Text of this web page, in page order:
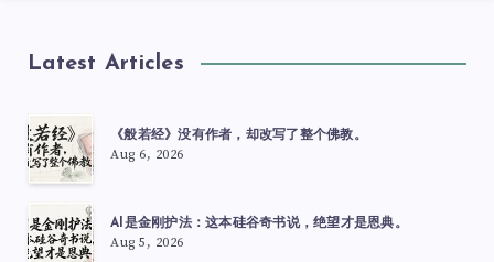
Latest Articles
《般若经》没有作者，却改写了整个佛教。
Aug 6, 2026
AI是金刚护法：这本硅谷奇书说，绝望才是恩典。
Aug 5, 2026